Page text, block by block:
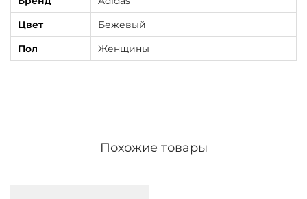
Цвет
Бежевый
Пол
Женщины
Похожие товары